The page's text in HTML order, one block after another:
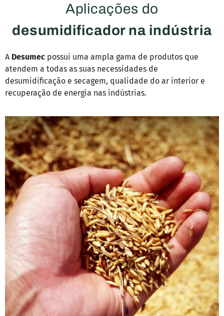
Aplicações do
desumidificador na indústria
A Desumec possui uma ampla gama de produtos que
atendem a todas as suas necessidades de
desumidificação e secagem, qualidade do ar interior e
recuperação de energia nas indústrias.